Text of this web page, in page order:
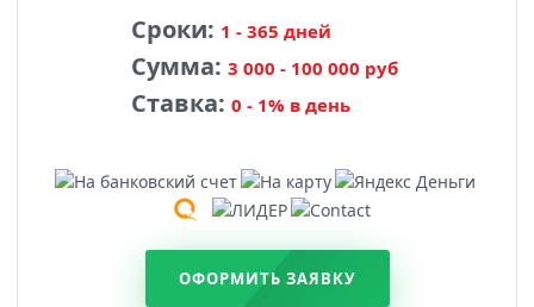
Сроки: 1 - 365 дней
Сумма: 3 000 - 100 000 руб
Ставка: 0 - 1% в день
ОФОРМИТЬ ЗАЯВКУ